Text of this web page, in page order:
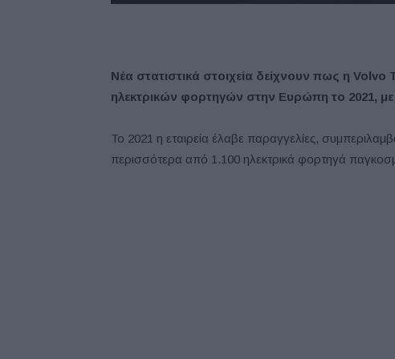
Νέα στατιστικά στοιχεία δείχνουν πως η
ηλεκτρικών φορτηγών στην Ευρώπη το 2021, με
Το 2021 η εταιρεία έλαβε παραγγελίες,
περισσότερα από 1.100 ηλεκτρικά φορτηγά